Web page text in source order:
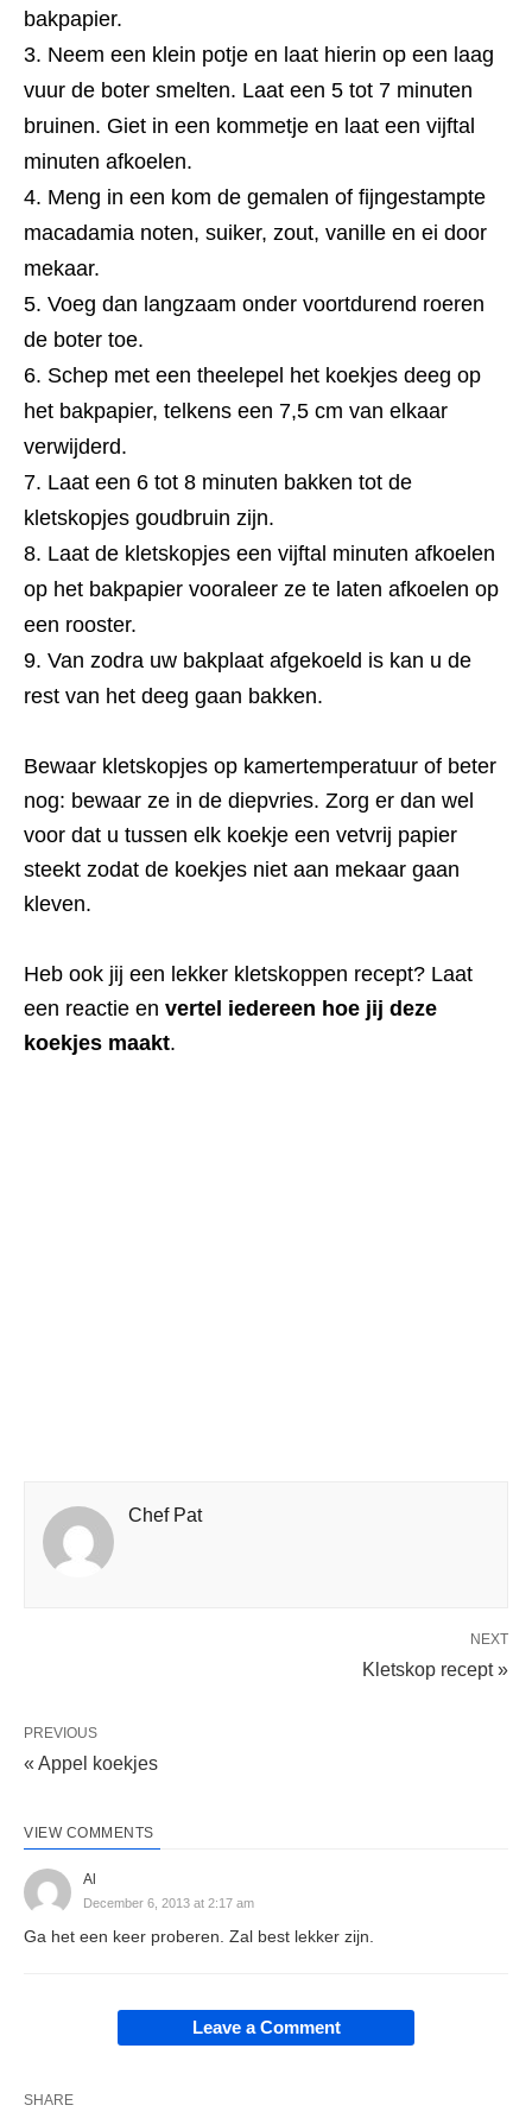
bakpapier.
Neem een klein potje en laat hierin op een laag
vuur de boter smelten. Laat een 5 tot 7 minuten
bruinen. Giet in een kommetje en laat een vijftal
minuten afkoelen.
Meng in een kom de gemalen of fijngestampte
macadamia noten, suiker, zout, vanille en ei door
mekaar.
Voeg dan langzaam onder voortdurend roeren
de boter toe.
Schep met een theelepel het koekjes deeg op
het bakpapier, telkens een 7,5 cm van elkaar
verwijderd.
Laat een 6 tot 8 minuten bakken tot de
kletskopjes goudbruin zijn.
Laat de kletskopjes een vijftal minuten afkoelen
op het bakpapier vooraleer ze te laten afkoelen op
een rooster.
Van zodra uw bakplaat afgekoeld is kan u de
rest van het deeg gaan bakken.
Bewaar kletskopjes op kamertemperatuur of beter
nog: bewaar ze in de diepvries. Zorg er dan wel
voor dat u tussen elk koekje een vetvrij papier
steekt zodat de koekjes niet aan mekaar gaan
kleven.
Heb ook jij een lekker kletskoppen recept? Laat
een reactie en vertel iedereen hoe jij deze
koekjes maakt.
Chef Pat
NEXT
Kletskop recept »
PREVIOUS
« Appel koekjes
VIEW COMMENTS
Al
December 6, 2013 at 2:17 am
Ga het een keer proberen. Zal best lekker zijn.
Leave a Comment
SHARE